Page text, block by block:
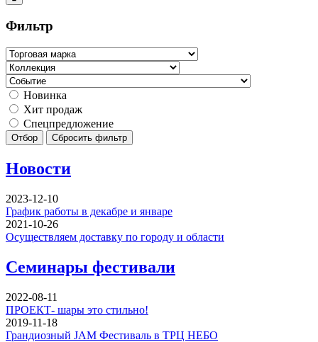
Фильтр
Новинка
Хит продаж
Спецпредложение
Отбор Сбросить фильтр
Новости
2023-12-10
График работы в декабре и январе
2021-10-26
Осуществляем доставку по городу и области
Семинары фестивали
2022-08-11
ПРОЕКТ- шары это стильно!
2019-11-18
Грандиозный JAM Фестиваль в ТРЦ НЕБО